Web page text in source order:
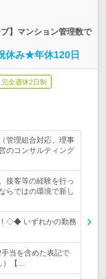
】マンション管理数で
休み★年休120日
完全週休2日制
管理組合対応、理事
のコンサルティング
接客等の経験を行っ
らではの環境で新し
◇◆ いずれかの勤務
当を含めた表記で
）【…